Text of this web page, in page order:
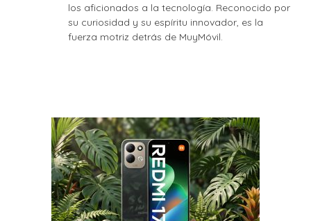
los aficionados a la tecnología. Reconocido por
su curiosidad y su espíritu innovador, es la
fuerza motriz detrás de MuyMóvil.